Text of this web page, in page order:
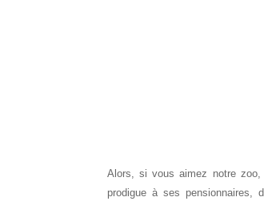
Alors, si vous aimez notre zoo,
prodigue à ses pensionnaires,